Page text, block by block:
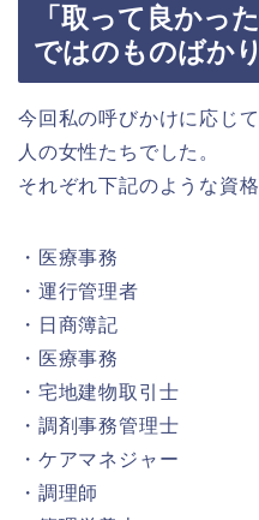
「取って良かっ
ではのものばか
今回私の呼びかけに応じ
人の女性たちでした。
それぞれ下記のような資
・医療事務
・運行管理者
・日商簿記
・医療事務
・宅地建物取引士
・調剤事務管理士
・ケアマネジャー
・調理師